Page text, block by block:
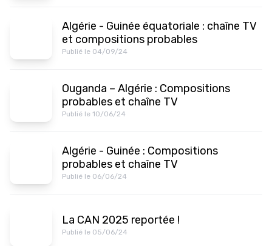
Algérie - Guinée équatoriale : chaîne TV
et compositions probables
Publié le 04/09/24
Ouganda – Algérie : Compositions
probables et chaîne TV
Publié le 10/06/24
Algérie - Guinée : Compositions
probables et chaîne TV
Publié le 06/06/24
La CAN 2025 reportée !
Publié le 05/06/24